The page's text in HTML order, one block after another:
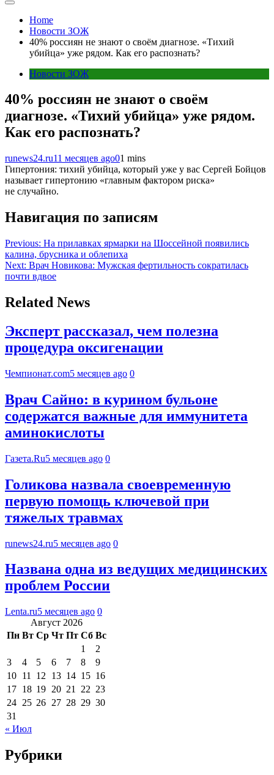
Home
Новости ЗОЖ
40% россиян не знают о своём диагнозе. «Тихий
убийца» уже рядом. Как его распознать?
Новости ЗОЖ
40% россиян не знают о своём
диагнозе. «Тихий убийца» уже рядом.
Как его распознать?
runews24.ru11 месяцев ago01 mins
Гипертония: тихий убийца, который уже у вас Сергей Бойцов
называет гипертонию «главным фактором риска»
не случайно.
Навигация по записям
Previous: На прилавках ярмарки на Шоссейной появились
калина, брусника и облепиха
Next: Врач Новикова: Мужская фертильность сократилась
почти вдвое
Related News
Эксперт рассказал, чем полезна
процедура оксигенации
Чемпионат.com5 месяцев ago 0
Врач Сайно: в курином бульоне
содержатся важные для иммунитета
аминокислоты
Газета.Ru5 месяцев ago 0
Голикова назвала своевременную
первую помощь ключевой при
тяжелых травмах
runews24.ru5 месяцев ago 0
Названа одна из ведущих медицинских
проблем России
Lenta.ru5 месяцев ago 0
Август 2026
Пн Вт Ср Чт Пт Сб Вс
1
2
3
4 5 6 7 8
9
10 11 12 13 14 15 16
17 18 19 20 21 22 23
24 25 26 27 28 29 30
31
« Июл
Рубрики